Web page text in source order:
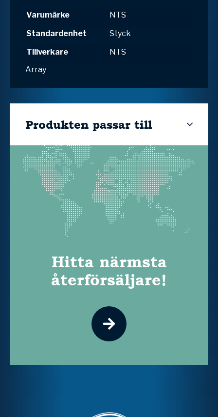
Varumärke
NTS
Standardenhet
Styck
Tillverkare
NTS
Array
Produkten passar till
Hitta närmsta
återförsäljare!